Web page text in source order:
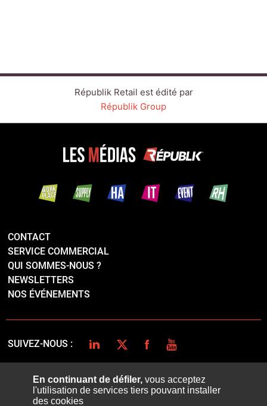
Républik Retail est édité par
Républik Group
CONTACT
SERVICE COMMERCIAL
QUI SOMMES-NOUS ?
NEWSLETTERS
NOS ÉVÉNEMENTS
SUIVEZ-NOUS : LINKEDINTWITTERFACEBOOK
YOUTUBE
PLAN DU SITE
En continuant de défiler,vous acceptez
l'utilisation de services tiers pouvant installer
des cookies